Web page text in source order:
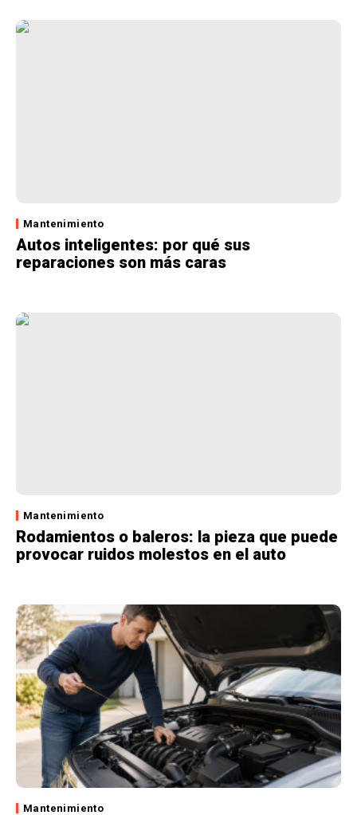
Mantenimiento
Autos inteligentes: por qué sus
reparaciones son más caras
Mantenimiento
Rodamientos o baleros: la pieza que puede
provocar ruidos molestos en el auto
Mantenimiento